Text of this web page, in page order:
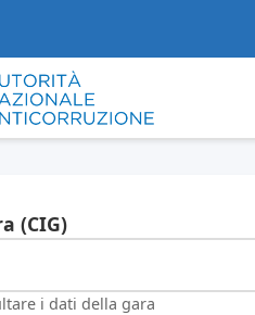
(CIG)
i dati della gara